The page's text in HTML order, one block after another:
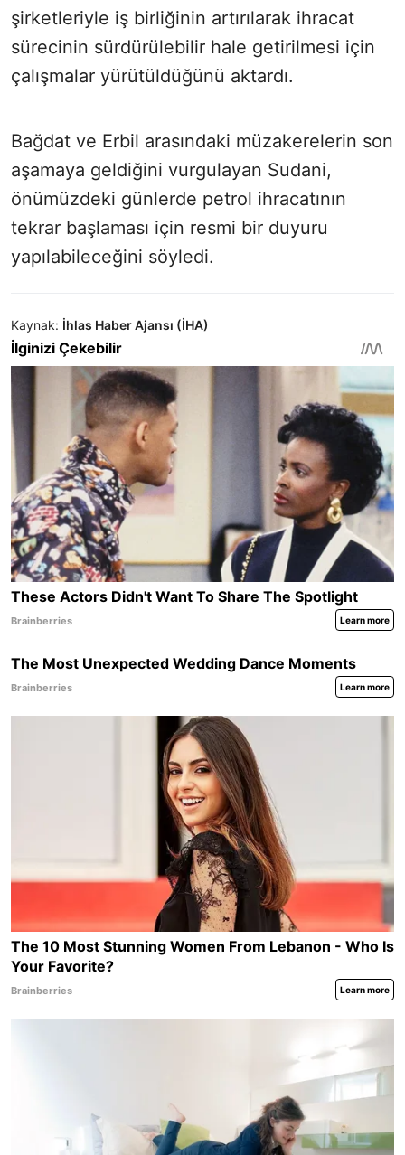
şirketleriyle iş birliğinin artırılarak ihracat
sürecinin sürdürülebilir hale getirilmesi için
çalışmalar yürütüldüğünü aktardı.
Bağdat ve Erbil arasındaki müzakerelerin son
aşamaya geldiğini vurgulayan Sudani,
önümüzdeki günlerde petrol ihracatının
tekrar başlaması için resmi bir duyuru
yapılabileceğini söyledi.
Kaynak: İhlas Haber Ajansı (İHA)